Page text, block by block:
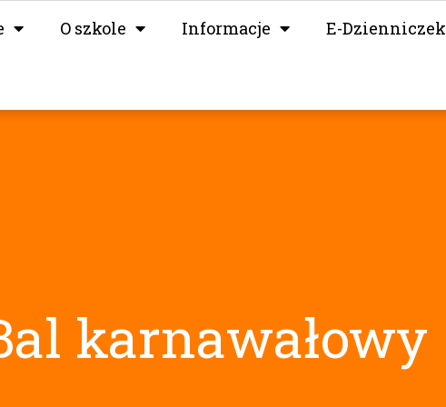
O szkole Informacje E-Dzienniczek
karnawałowy